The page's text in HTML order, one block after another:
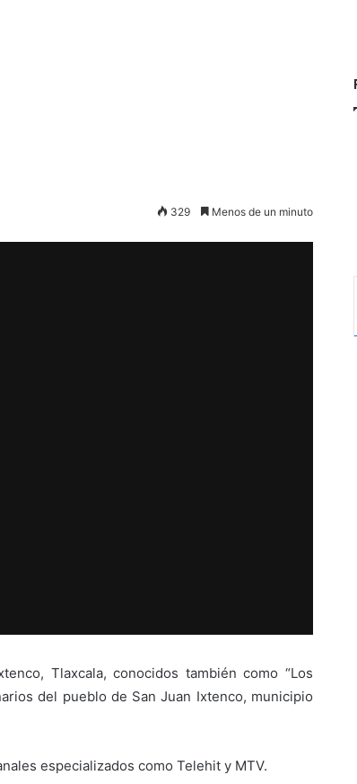
329 Menos de un minuto
Tlaxcala, conocidos también como “Los
del pueblo de San Juan Ixtenco, municipio
especializados como Telehit y MTV.